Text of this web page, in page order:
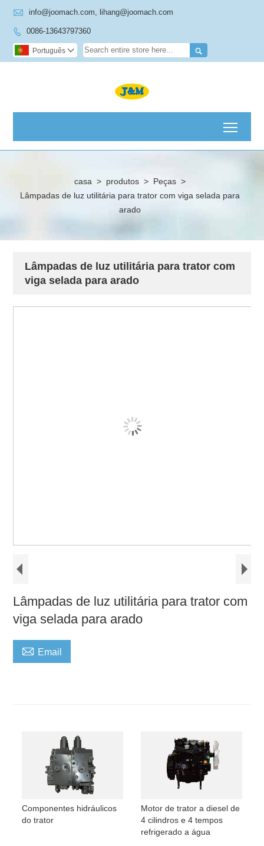
 info@joomach.com, lihang@joomach.com
 0086-13643797360

Português 
casa > produtos > Peças >
Lâmpadas de luz utilitária para trator com viga selada para
arado
Lâmpadas de luz utilitária para trator com
viga selada para arado
Lâmpadas de luz utilitária para trator com
viga selada para arado
 Email
Componentes hidráulicos
do trator
Motor de trator a diesel de
4 cilindros e 4 tempos
refrigerado a água